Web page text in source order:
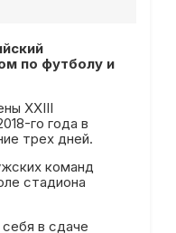
по футболу и
XXIII
го года в
трех дней.
команд
стадиона
в сдаче